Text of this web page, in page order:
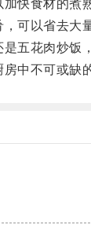
食材的煮
以省去大
花肉炒饭
中不可或缺的